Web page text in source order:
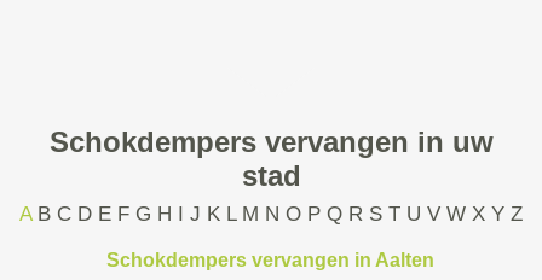
Schokdempers vervangen in uw
stad
A B C D E F G H J K L M N O P Q R S T U V W X Y Z
Schokdempers vervangen in Aalten